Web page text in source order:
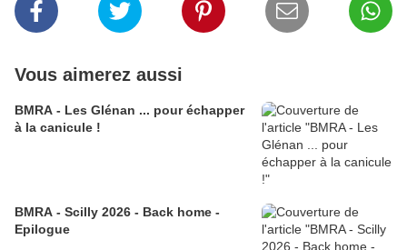
Vous aimerez aussi
BMRA - Les Glénan ... pour échapper
à la canicule !
BMRA - Scilly 2026 - Back home -
Epilogue